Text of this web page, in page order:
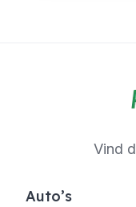
Vind
Auto’s